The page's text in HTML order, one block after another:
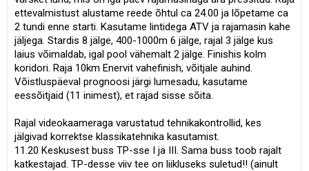
ettevalmistust alustame reede õhtul ca 24.00 ja lõpetame ca
2 tundi enne starti. Kasutame lintidega ATV ja rajamasin kahe
jäljega. Stardis 8 jälge, 400-1000m 6 jälge, rajal 3 jälge kus
laius võimaldab, igal pool vähemalt 2 jälge. Finishis kolm
koridori. Raja 10km Enervit vahefinish, võitjale auhind.
Võistluspäeval prognoosi järgi lumesadu, kasutame
eessõitjaid (11 inimest), et rajad sisse sõita.
Rajal videokaameraga varustatud tehnikakontrollid, kes
jälgivad korrektse klassikatehnika kasutamist.
11.20 Keskusest buss TP-sse I ja III. Sama buss toob rajalt
katkestajad. TP-desse viiv tee on liikluseks suletud!! (ainult